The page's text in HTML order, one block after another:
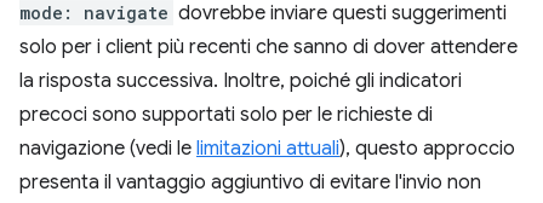
mode: navigate dovrebbe inviare questi suggerimenti
solo per i client più recenti che sanno di dover attendere
la risposta successiva. Inoltre, poiché gli indicatori
precoci sono supportati solo per le richieste di
navigazione (vedi le limitazioni attuali), questo approccio
presenta il vantaggio aggiuntivo di evitare l'invio non